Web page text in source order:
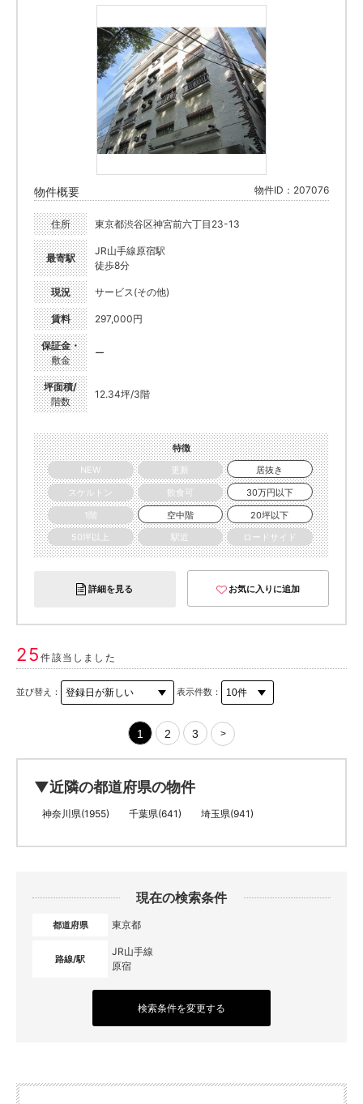
物件概要 物件ID：207076
住所 東京都渋谷区神宮前六丁目23-13
最寄駅
JR山手線原宿駅
徒歩8分
現況 サービス(その他)
賃料 297,000円
保証金・
敷金
ー
坪面積/
階数
12.34坪/3階
特徴
NEW
更新
居抜き
スケルトン
飲食可
30万円以下
1階
空中階
20坪以下
50坪以上
駅近 ロードサイド
詳細を見る お気に入りに追加
25件該当しました
並び替え： 表示件数：
1 2 3 >
▼近隣の都道府県の物件
神奈川県(1955) 千葉県(641) 埼玉県(941)
現在の検索条件
都道府県 東京都
路線/駅
JR山手線
原宿
検索条件を変更する